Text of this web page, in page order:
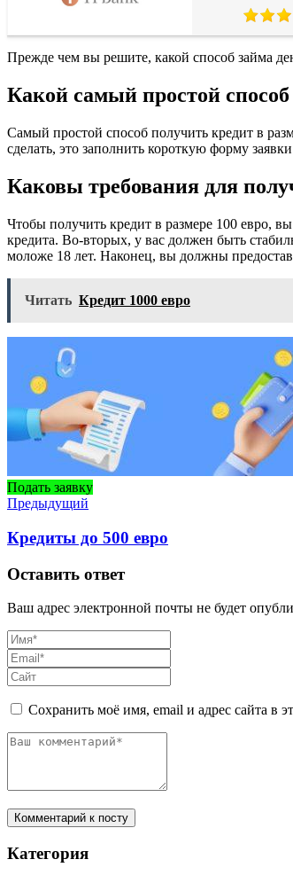
Прежде чем вы решите, какой способ займа
Какой самый простой
Самый простой способ получить кредит в
сделать, это заполнить короткую форму
Каковы требования для
Чтобы получить кредит в размере 100 евро,
кредита. Во-вторых, у вас должен быть
моложе 18 лет. Наконец, вы должны
Читать Кредит 1000 евро
Подать заявку
Предыдущий
Кредиты до 500 евро
Оставить ответ
Ваш адрес электронной почты не будет
Сохранить моё имя, email и адрес сайта в
Комментарий к посту
Категория